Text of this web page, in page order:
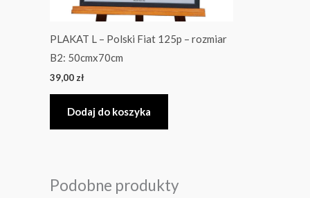
PLAKAT L – Polski Fiat 125p – rozmiar
B2: 50cmx70cm
39,00zł
Dodaj do koszyka
Podobne produkty